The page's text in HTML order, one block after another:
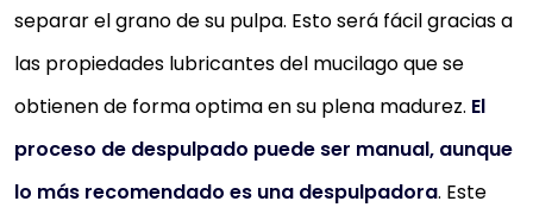
separar el grano de su pulpa. Esto será fácil gracias a
las propiedades lubricantes del mucilago que se
obtienen de forma optima en su plena madurez. El
proceso de despulpado puede ser manual, aunque
lo más recomendado es una despulpadora. Este